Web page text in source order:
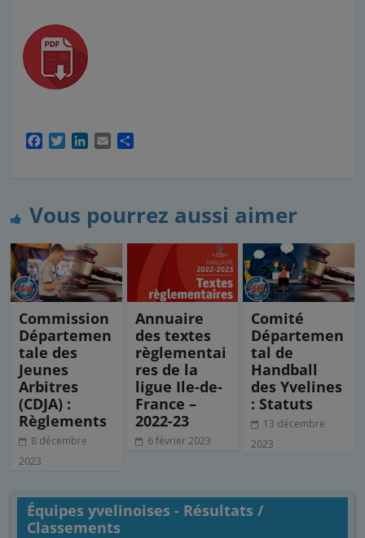
b
o
k
T
e
d
n
g
Vous pourrez aussi aimer
Commission
Départemen
tale des
Jeunes
Arbitres
(CDJA) :
Règlements
8 décembre
2023
Annuaire
des textes
règlementai
res de la
ligue Ile-de-
France –
2022-23
6 février 2023
Comité
Départemen
tal de
Handball
des Yvelines
: Statuts
13 décembre
2023
Équipes yvelinoises - Résultats /
Classements